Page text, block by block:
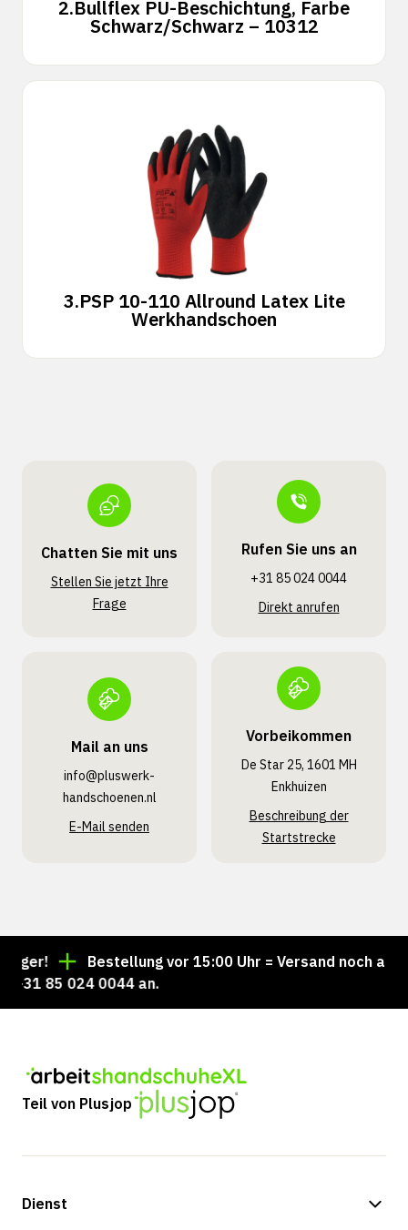
2.Bullflex PU-Beschichtung, Farbe
Schwarz/Schwarz – 10312
3.PSP 10-110 Allround Latex Lite
Werkhandschoen
Chatten Sie mit uns
Stellen Sie jetzt Ihre
Frage
Rufen Sie uns an
+31 85 024 0044
Direkt anrufen
Mail an uns
info@pluswerk­
handschoenen.nl
E-Mail senden
Vorbeikommen
De Star 25, 1601 MH
Enkhuizen
Beschreibung der
Startstrecke
Bestellung vor 15:00 Uhr = Versand noch am
85 024 0044 an.
Teil von Plusjop
Dienst